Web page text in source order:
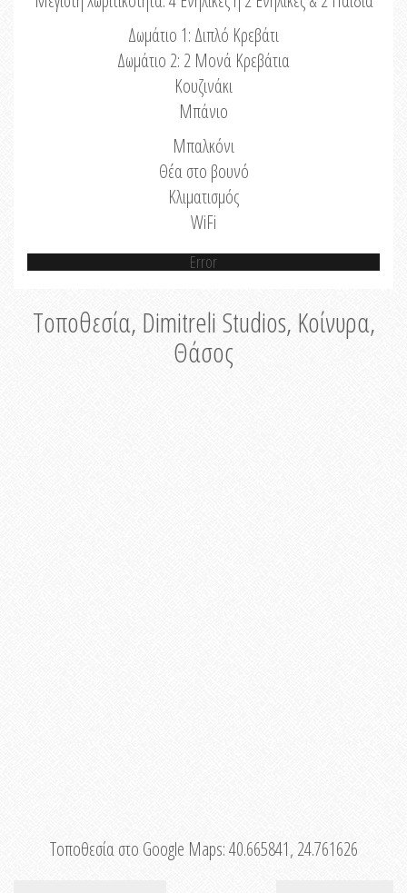
Δωμάτιο 1: Διπλό Κρεβάτι
Δωμάτιο 2: 2 Μονά Κρεβάτια
Κουζινάκι
Μπάνιο
Μπαλκόνι
Θέα στο βουνό
Κλιματισμός
WiFi
Error
Τοποθεσία, Dimitreli Studios, Κοίνυρα,
Θάσος
Τοποθεσία στο Google Maps:40.665841, 24.761626